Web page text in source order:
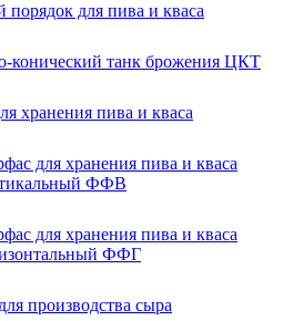
для пива и кваса
конический танк брожения ЦКТ
хранения пива и кваса
для хранения пива и кваса
ФФВ
для хранения пива и кваса
ФФГ
производства сыра